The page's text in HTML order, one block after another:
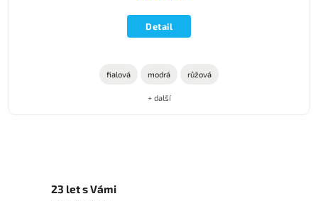
Detail
fialová modrá růžová
+ další
23 let s Vámi